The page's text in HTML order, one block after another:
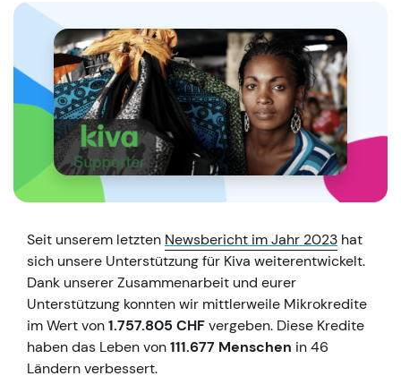
Seit unserem letzten Newsbericht im Jahr 2023 hat
sich unsere Unterstützung für Kiva weiterentwickelt.
Dank unserer Zusammenarbeit und eurer
Unterstützung konnten wir mittlerweile Mikrokredite
im Wert von1.757.805 CHFvergeben. Diese Kredite
haben das Leben von111.677 Menschen in 46
Ländern verbessert.